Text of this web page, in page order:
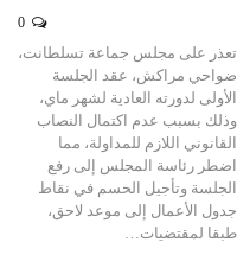
تعذر على مجلس جماعة تسلطانت،
ضواحي مراكش، عقد الجلسة
الأولى لدورته العادية لشهر ماي،
وذلك بسبب عدم اكتمال النصاب
القانوني اللازم للمداولة، مما
اضطر رئاسة المجلس إلى رفع
الجلسة وتأجيل الحسم في نقاط
جدول الأعمال إلى موعد لاحق،
طبقا لمقتضيات…